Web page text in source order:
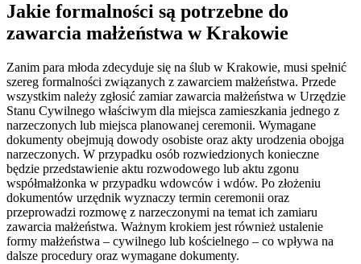
Jakie formalności są potrzebne do
zawarcia małżeństwa w Krakowie
Zanim para młoda zdecyduje się na ślub w Krakowie, musi spełnić
szereg formalności związanych z zawarciem małżeństwa. Przede
wszystkim należy zgłosić zamiar zawarcia małżeństwa w Urzędzie
Stanu Cywilnego właściwym dla miejsca zamieszkania jednego z
narzeczonych lub miejsca planowanej ceremonii. Wymagane
dokumenty obejmują dowody osobiste oraz akty urodzenia obojga
narzeczonych. W przypadku osób rozwiedzionych konieczne
będzie przedstawienie aktu rozwodowego lub aktu zgonu
współmałżonka w przypadku wdowców i wdów. Po złożeniu
dokumentów urzędnik wyznaczy termin ceremonii oraz
przeprowadzi rozmowę z narzeczonymi na temat ich zamiaru
zawarcia małżeństwa. Ważnym krokiem jest również ustalenie
formy małżeństwa – cywilnego lub kościelnego – co wpływa na
dalsze procedury oraz wymagane dokumenty.